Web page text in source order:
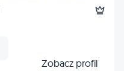
Zobacz profil